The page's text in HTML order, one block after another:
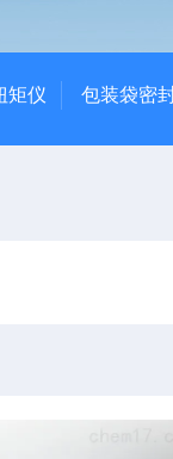
矩仪 包装袋密